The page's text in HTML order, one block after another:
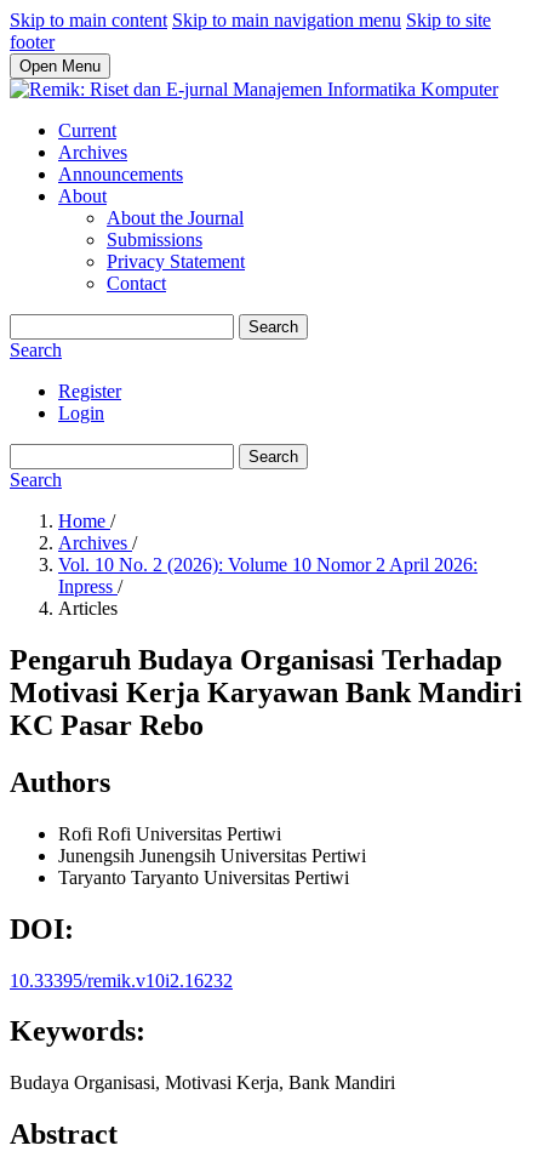
Skip to main content Skip to main navigation menu Skip to site
footer
Open Menu
Current
Archives
Announcements
About
About the Journal
Submissions
Privacy Statement
Contact
Search
Search
Register
Login
Search
Search
Home /
Archives /
Vol. 10 No. 2 (2026): Volume 10 Nomor 2 April 2026:
Inpress /
Articles
Pengaruh Budaya Organisasi Terhadap
Motivasi Kerja Karyawan Bank Mandiri
KC Pasar Rebo
Authors
Rofi Rofi Universitas Pertiwi
Junengsih Junengsih Universitas Pertiwi
Taryanto Taryanto Universitas Pertiwi
DOI:
10.33395/remik.v10i2.16232
Keywords:
Budaya Organisasi, Motivasi Kerja, Bank Mandiri
Abstract